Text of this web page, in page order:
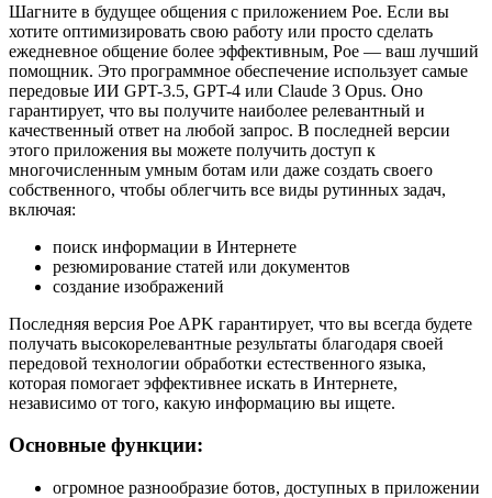
Шагните в будущее общения с приложением Poe. Если вы
хотите оптимизировать свою работу или просто сделать
ежедневное общение более эффективным, Poe — ваш лучший
помощник. Это программное обеспечение использует самые
передовые ИИ GPT-3.5, GPT-4 или Claude 3 Opus. Оно
гарантирует, что вы получите наиболее релевантный и
качественный ответ на любой запрос. В последней версии
этого приложения вы можете получить доступ к
многочисленным умным ботам или даже создать своего
собственного, чтобы облегчить все виды рутинных задач,
включая:
поиск информации в Интернете
резюмирование статей или документов
создание изображений
Последняя версия Poe APK гарантирует, что вы всегда будете
получать высокорелевантные результаты благодаря своей
передовой технологии обработки естественного языка,
которая помогает эффективнее искать в Интернете,
независимо от того, какую информацию вы ищете.
Основные функции:
огромное разнообразие ботов, доступных в приложении